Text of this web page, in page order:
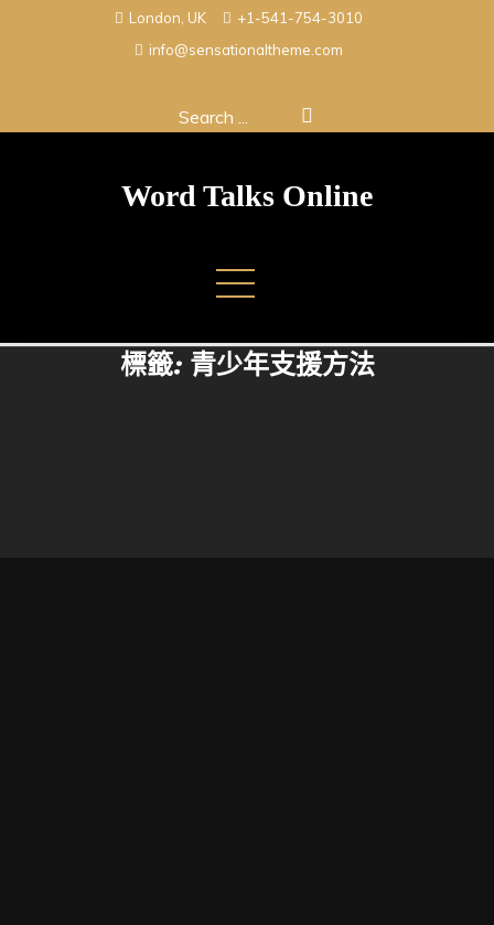
London, UK
+1-541-754-3010
info@sensationaltheme.com
Search
Word Talks Online
標籤: 青少年支援方法